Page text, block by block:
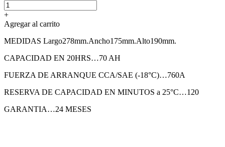
+
Agregar al carrito
MEDIDAS Largo278mm.Ancho175mm.Alto190mm.
CAPACIDAD EN 20HRS…70 AH
FUERZA DE ARRANQUE CCA/SAE (-18°C)…760A
RESERVA DE CAPACIDAD EN MINUTOS a 25°C…120
GARANTIA…24 MESES